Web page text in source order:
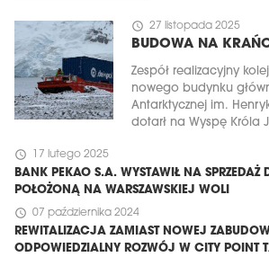
schedule 27 listopada 2025
BUDOWA NA
Zespół realizacyjny
nowego budynku
Antarktycznej im.
dotarł na Wyspę Króla
schedule 17 lutego 2025
BANK PEKAO S.A. WYSTAWIŁ NA SPRZEDAŻ
POŁOŻONĄ NA WARSZAWSKIEJ WOLI
schedule 07 października 2024
REWITALIZACJA ZAMIAST NOWEJ
ODPOWIEDZIALNY ROZWÓJ W CITY POINT